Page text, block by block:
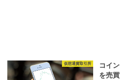
仮想通貨取引所
コイ
を売